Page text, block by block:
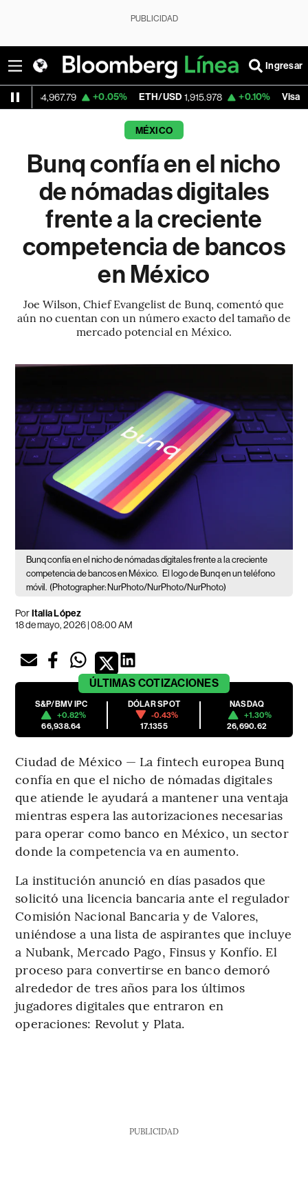
PUBLICIDAD
Ingresar
+0.05% ETH/USD 1,915.978 +0.10% Visa 362.50
MÉXICO
Bunq confía en el nicho
de nómadas digitales
frente a la creciente
competencia de bancos
en México
Joe Wilson, Chief Evangelist de Bunq, comentó que
aún no cuentan con un número exacto del tamaño de
mercado potencial en México.
Bunq confía en el nicho de nómadas digitales frente a la creciente
competencia de bancos en México. El logo de Bunq en un teléfono
móvil. (Photographer: NurPhoto/NurPhoto/NurPhoto)
PorItalia López
18 de mayo, 2026 | 08:00 AM
ÚLTIMAS COTIZACIONES
S&P/BMV IPC
+0.82%
66,938.64
DÓLAR SPOT
-0.43%
17.1355
NASDAQ
+1.30%
26,690.62
Ciudad de México — La fintech europea Bunq
confía en que el nicho de nómadas digitales
que atiende le ayudará a mantener una ventaja
mientras espera las autorizaciones necesarias
para operar como banco en México, un sector
donde la competencia va en aumento.
La institución anunció en días pasados que
solicitó una licencia bancaria ante el regulador
Comisión Nacional Bancaria y de Valores,
uniéndose a una lista de aspirantes que incluye
a Nubank, Mercado Pago, Finsus y Konfío. El
proceso para convertirse en banco demoró
alrededor de tres años para los últimos
jugadores digitales que entraron en
operaciones: Revolut y Plata.
PUBLICIDAD